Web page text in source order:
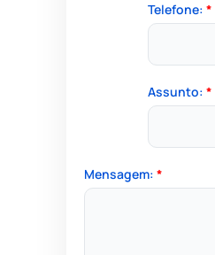
Telefone: *
Assunto: *
Mensagem: *